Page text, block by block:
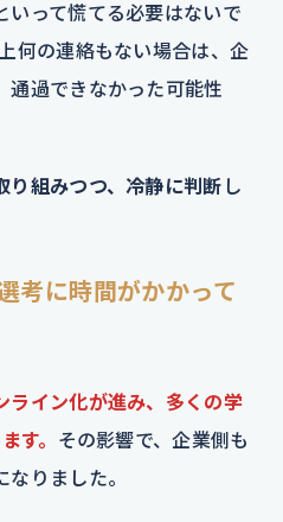
いって慌てる必要はないで
何の連絡もない場合は、企
通過できなかった可能性
り組みつつ、冷静に判断 し
考に時間がかかって
ライン化が進み、多くの学
す。 その影響で、企業側も
りました。